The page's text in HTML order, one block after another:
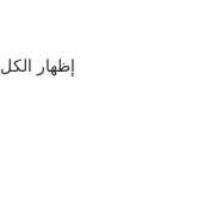
إظهار الكل